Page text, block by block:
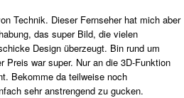
Technik. Dieser Fernseher hat mich aber
das super Bild, die vielen
Design überzeugt. Bin rund um
Preis war super. Nur an die 3D-Funktion
Bekomme da teilweise noch
sehr anstrengend zu gucken.